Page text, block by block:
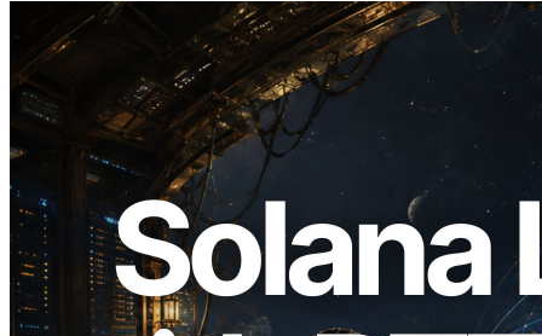
2026.08.05